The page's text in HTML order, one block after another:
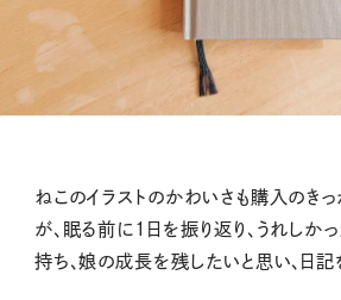
ねこのイラストのかわいさも購入のき
が、眠る前に1日を振り返り、うれしか
持ち、娘の成長を残したいと思い、日記